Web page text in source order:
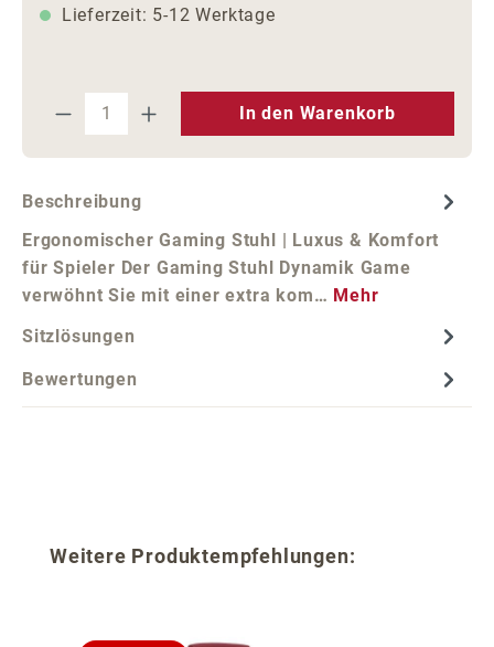
Lieferzeit: 5-12 Werktage
Produkt Anzahl: Gib den
In den Warenkorb
Beschreibung
Ergonomischer Gaming Stuhl | Luxus & Komfort
für Spieler Der Gaming Stuhl Dynamik Game
verwöhnt Sie mit einer extra kom… Mehr
Sitzlösungen
Bewertungen
Produktgalerie überspringen
Weitere Produktempfehlungen: